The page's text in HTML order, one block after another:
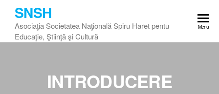
content
SNSH
Asociaţia Societatea Naţională Spiru Haret pentu
Educaţie, Ştiinţă şi Cultură
Menu
INTRODUCERE